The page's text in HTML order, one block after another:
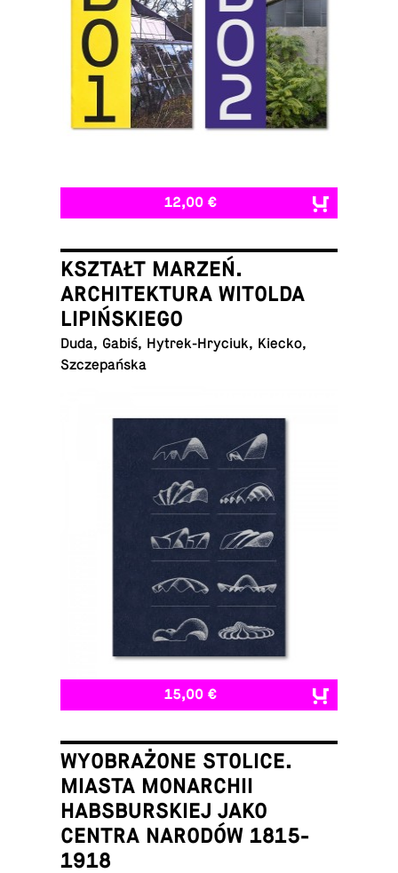
12,00 €
KSZTAŁT MARZEŃ.
ARCHITEKTURA WITOLDA
LIPIŃSKIEGO
Duda, Gabiś, Hytrek-Hryciuk, Kiecko,
Szczepańska
15,00 €
WYOBRAŻONE STOLICE.
MIASTA MONARCHII
HABSBURSKIEJ JAKO
CENTRA NARODÓW 1815-
1918